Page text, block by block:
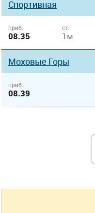
Спортивная
приб.
08.35
ст.
1м
Моховые Горы
приб.
08.39